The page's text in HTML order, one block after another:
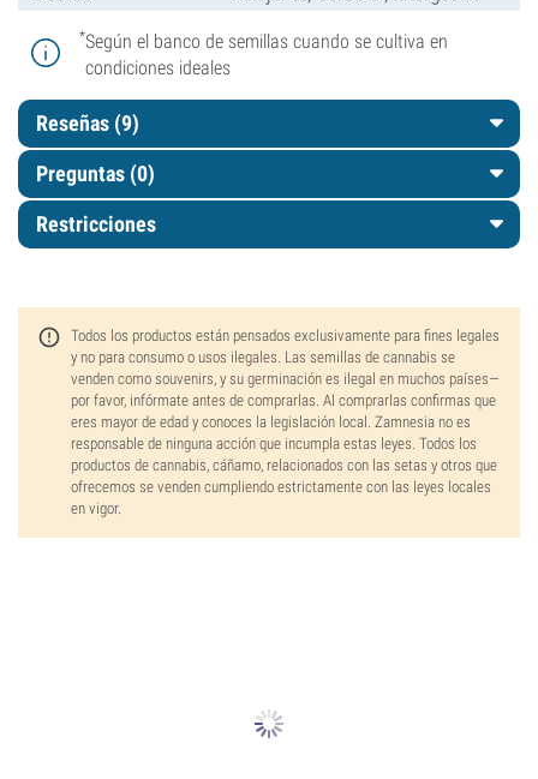
*Según el banco de semillas cuando se cultiva en
condiciones ideales
Reseñas (9)
Preguntas (0)
Restricciones
Todos los productos están pensados exclusivamente para fines legales
y no para consumo o usos ilegales. Las semillas de cannabis se
venden como souvenirs, y su germinación es ilegal en muchos países—
por favor, infórmate antes de comprarlas. Al comprarlas confirmas que
eres mayor de edad y conoces la legislación local. Zamnesia no es
responsable de ninguna acción que incumpla estas leyes. Todos los
productos de cannabis, cáñamo, relacionados con las setas y otros que
ofrecemos se venden cumpliendo estrictamente con las leyes locales
en vigor.